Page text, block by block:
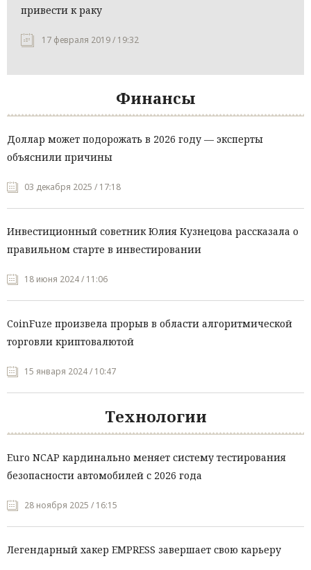
привести к раку
17 февраля 2019 / 19:32
Финансы
Доллар может подорожать в 2026 году — эксперты
объяснили причины
03 декабря 2025 / 17:18
Инвестиционный советник Юлия Кузнецова рассказала о
правильном старте в инвестировании
18 июня 2024 / 11:06
CoinFuze произвела прорыв в области алгоритмической
торговли криптовалютой
15 января 2024 / 10:47
Технологии
Euro NCAP кардинально меняет систему тестирования
безопасности автомобилей с 2026 года
28 ноября 2025 / 16:15
Легендарный хакер EMPRESS завершает свою карьеру